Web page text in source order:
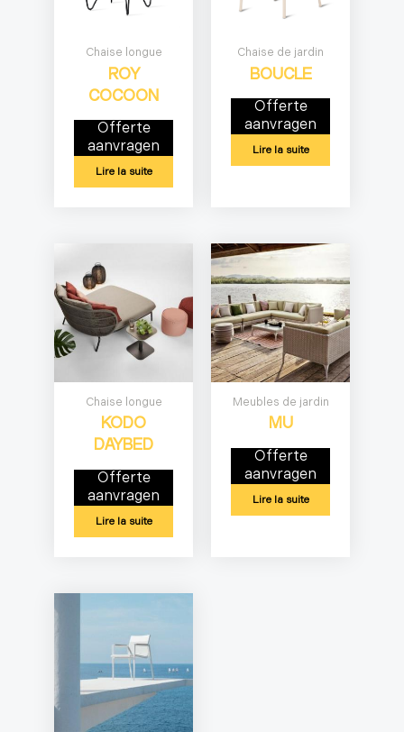
Chaise longue
ROY
COCOON
Offerte
aanvragen
Lire la suite
Chaise de jardin
BOUCLE
Offerte
aanvragen
Lire la suite
Chaise longue
KODO
DAYBED
Offerte
aanvragen
Lire la suite
Meubles de jardin
MU
Offerte
aanvragen
Lire la suite